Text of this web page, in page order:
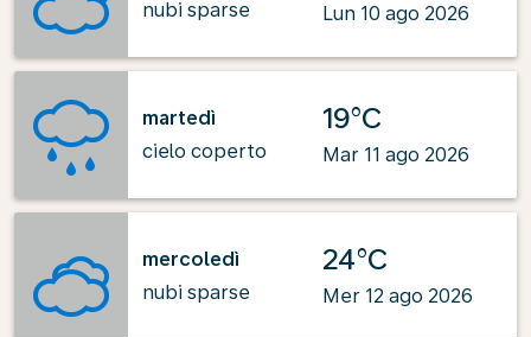
nubi sparse
Lun 10 ago 2026
martedì
cielo coperto
19°C
Mar 11 ago 2026
mercoledì
nubi sparse
24°C
Mer 12 ago 2026